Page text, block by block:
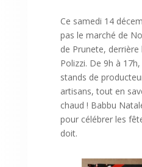
Ce samedi 14
pas le marché de
de Prunete, derrière
Polizzi. De 9h à
stands de
artisans, tout en
chaud ! Babbu
pour célébrer les
doit.